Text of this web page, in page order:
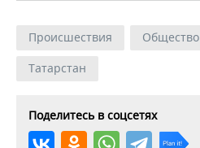
Происшествия Общество
Татарстан
Поделитесь в соцсетях